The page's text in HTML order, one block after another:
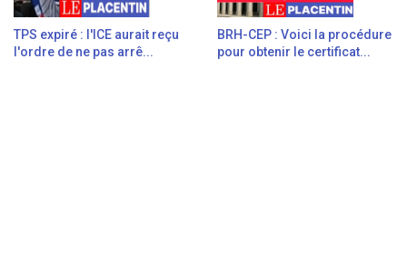
TPS expiré : l'ICE aurait reçu
l'ordre de ne pas arrê...
BRH-CEP : Voici la procédure
pour obtenir le certificat...